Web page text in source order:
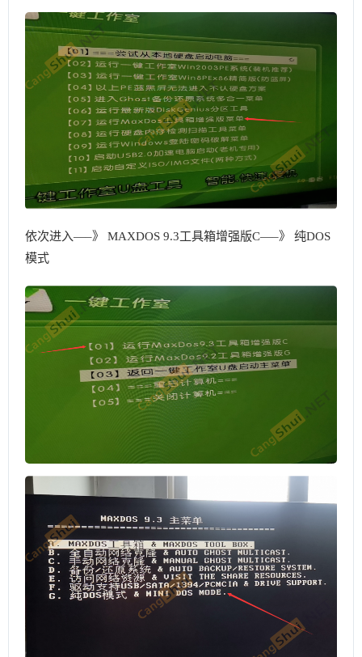
依次进入—–》 MAXDOS 9.3工具箱增强版C—–》 纯DOS
模式